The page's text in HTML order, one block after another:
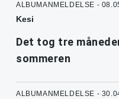
ALBUMANMELDELSE -
Kesi
Det tog tre
sommeren
ALBUMANMELDELSE -